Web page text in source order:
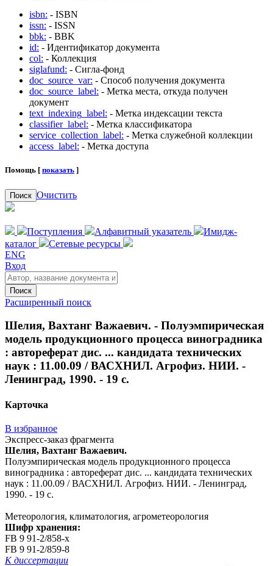
isbn: - ISBN
issn: - ISSN
bbk: - BBK
id: - Идентификатор документа
col: - Коллекция
siglafund: - Сигла-фонд
doc_source_var: - Способ получения документа
doc_source_label: - Метка места, откуда получен
документ
text_indexing_label: - Метка индексации текста
classifier_label: - Метка классификатора
service_collection_label: - Метка служебной коллекции
access_label: - Метка доступа
Помощь [ показать ]
Поиск Очистить
Поступления Алфавитный указатель
Имидж-
каталог
Сетевые ресурсы
ENG
Вход
Поиск
Расширенный поиск
Шелия, Вахтанг Важаевич. - Полуэмпирическая
модель продукционного процесса виноградника
: автореферат дис. ... кандидата технических
наук : 11.00.09 / ВАСХНИЛ. Агрофиз. НИИ. -
Ленинград, 1990. - 19 с.
Карточка
В избранное
Экспресс-заказ фрагмента
Шелия, Вахтанг Важаевич.
Полуэмпирическая модель продукционного процесса
виноградника : автореферат дис. ... кандидата технических
наук : 11.00.09 / ВАСХНИЛ. Агрофиз. НИИ. - Ленинград,
1990. - 19 с.
Метеорология, климатология, агрометеорология
Шифр хранения:
FB 9 91-2/858-x
FB 9 91-2/859-8
К диссертации